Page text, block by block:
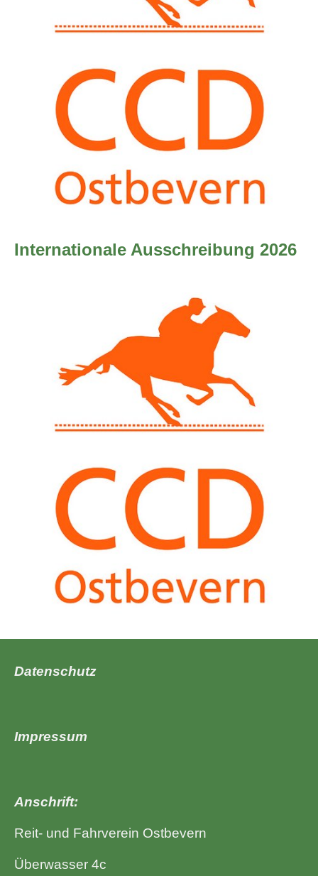
Internationale Ausschreibung 2026
Datenschutz
Impressum
Anschrift:
Reit- und Fahrverein Ostbevern
Überwasser 4c